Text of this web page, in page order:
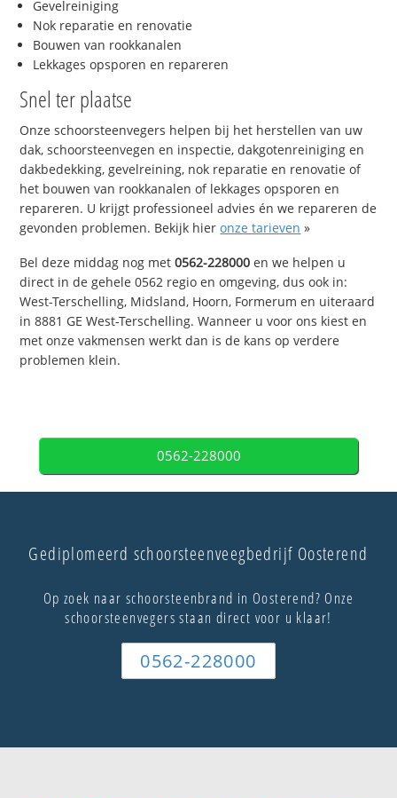
Gevelreiniging
Nok reparatie en renovatie
Bouwen van rookkanalen
Lekkages opsporen en repareren
Snel ter plaatse
Onze schoorsteenvegers helpen bij het herstellen van uw
dak, schoorsteenvegen en inspectie, dakgotenreiniging en
dakbedekking, gevelreining, nok reparatie en renovatie of
het bouwen van rookkanalen of lekkages opsporen en
repareren. U krijgt professioneel advies én we repareren de
gevonden problemen. Bekijk hieronze tarieven »
Bel deze middag nog met0562-228000 en we helpen u
direct in de gehele 0562 regio en omgeving, dus ook in:
West-Terschelling, Midsland, Hoorn, Formerum en uiteraard
in 8881 GE West-Terschelling. Wanneer u voor ons kiest en
met onze vakmensen werkt dan is de kans op verdere
problemen klein.
0562-228000
Gediplomeerd schoorsteenveegbedrijf Oosterend
Op zoek naar schoorsteenbrand in Oosterend? Onze
schoorsteenvegers staan direct voor u klaar!
0562-228000